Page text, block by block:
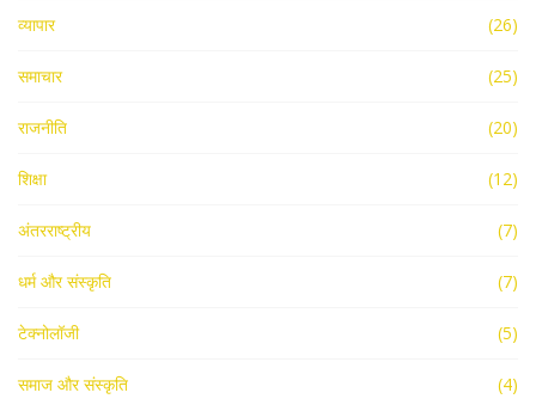
व्यापार (26)
समाचार (25)
राजनीति (20)
शिक्षा (12)
अंतरराष्ट्रीय (7)
धर्म और संस्कृति (7)
टेक्नोलॉजी (5)
समाज और संस्कृति (4)